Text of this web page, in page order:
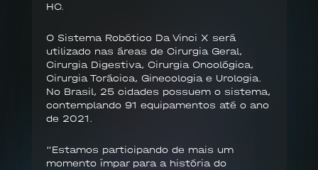
HC.
O Sistema Robótico Da Vinci X será
utilizado nas áreas de Cirurgia Geral,
Cirurgia Digestiva, Cirurgia Oncológica,
Cirurgia Torácica, Ginecologia e Urologia.
No Brasil, 25 cidades possuem o sistema,
contemplando 91 equipamentos até o ano
de 2021.
“Estamos participando de mais um
momento ímpar para a história do